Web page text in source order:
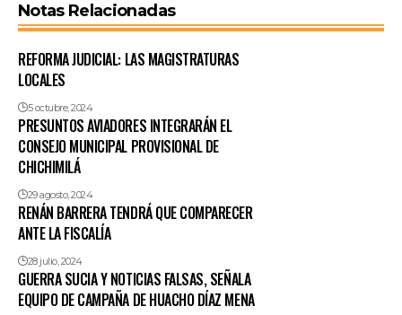
Notas Relacionadas
REFORMA JUDICIAL: LAS MAGISTRATURAS
LOCALES
5 octubre, 2024
PRESUNTOS AVIADORES INTEGRARÁN EL
CONSEJO MUNICIPAL PROVISIONAL DE
CHICHIMILÁ
29 agosto, 2024
RENÁN BARRERA TENDRÁ QUE COMPARECER
ANTE LA FISCALÍA
28 julio, 2024
GUERRA SUCIA Y NOTICIAS FALSAS, SEÑALA
EQUIPO DE CAMPAÑA DE HUACHO DÍAZ MENA